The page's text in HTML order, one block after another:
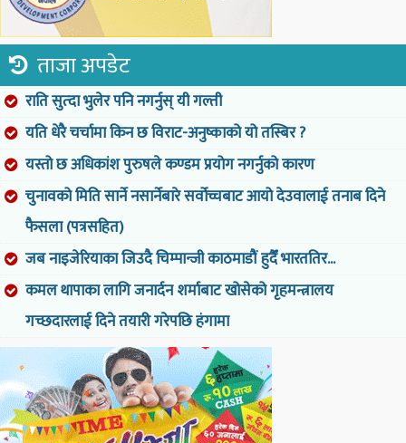
ताजा अपडेट
राति सुत्दा भुलेर पनि नगर्नुस् यी गल्ती
यति धेरै चर्चामा किन छ विराट-अनुष्काको यो तस्बिर ?
यस्तो छ अधिकांश पुरुषले कण्डम प्रयोग नगर्नुको कारण
चुनावको मिति सार्ने नसार्नेबारे सर्वोच्चबाट आयो देउवालाई तनाब दिने
फैसला (पत्रसहित)
जब नाइजेरियाका जिउदै चिम्पान्जी काठमाडौं हुदैँ भारततिर...
कमल थापाका लागि जनार्दन शर्माबाट खोसेको गृहमन्त्रालय
गच्छदारलाई दिने तयारी गरेपछि हंगामा